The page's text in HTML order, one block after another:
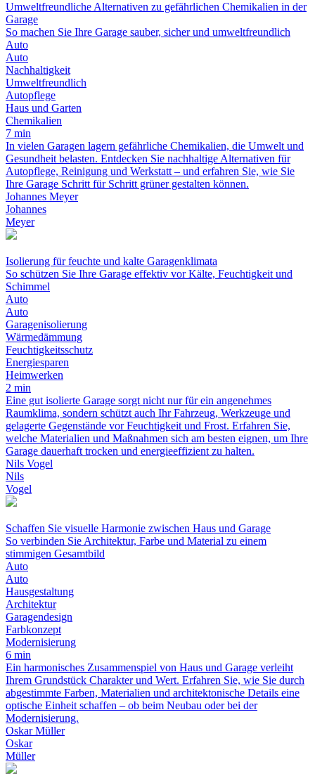
Umweltfreundliche Alternativen zu gefährlichen Chemikalien in der
Garage
So machen Sie Ihre Garage sauber, sicher und umweltfreundlich
Auto
Auto
Nachhaltigkeit
Umweltfreundlich
Autopflege
Haus und Garten
Chemikalien
7 min
In vielen Garagen lagern gefährliche Chemikalien, die Umwelt und
Gesundheit belasten. Entdecken Sie nachhaltige Alternativen für
Autopflege, Reinigung und Werkstatt – und erfahren Sie, wie Sie
Ihre Garage Schritt für Schritt grüner gestalten können.
Johannes Meyer
Johannes
Meyer
Isolierung für feuchte und kalte Garagenklimata
So schützen Sie Ihre Garage effektiv vor Kälte, Feuchtigkeit und
Schimmel
Auto
Auto
Garagenisolierung
Wärmedämmung
Feuchtigkeitsschutz
Energiesparen
Heimwerken
2 min
Eine gut isolierte Garage sorgt nicht nur für ein angenehmes
Raumklima, sondern schützt auch Ihr Fahrzeug, Werkzeuge und
gelagerte Gegenstände vor Feuchtigkeit und Frost. Erfahren Sie,
welche Materialien und Maßnahmen sich am besten eignen, um Ihre
Garage dauerhaft trocken und energieeffizient zu halten.
Nils Vogel
Nils
Vogel
Schaffen Sie visuelle Harmonie zwischen Haus und Garage
So verbinden Sie Architektur, Farbe und Material zu einem
stimmigen Gesamtbild
Auto
Auto
Hausgestaltung
Architektur
Garagendesign
Farbkonzept
Modernisierung
6 min
Ein harmonisches Zusammenspiel von Haus und Garage verleiht
Ihrem Grundstück Charakter und Wert. Erfahren Sie, wie Sie durch
abgestimmte Farben, Materialien und architektonische Details eine
optische Einheit schaffen – ob beim Neubau oder bei der
Modernisierung.
Oskar Müller
Oskar
Müller